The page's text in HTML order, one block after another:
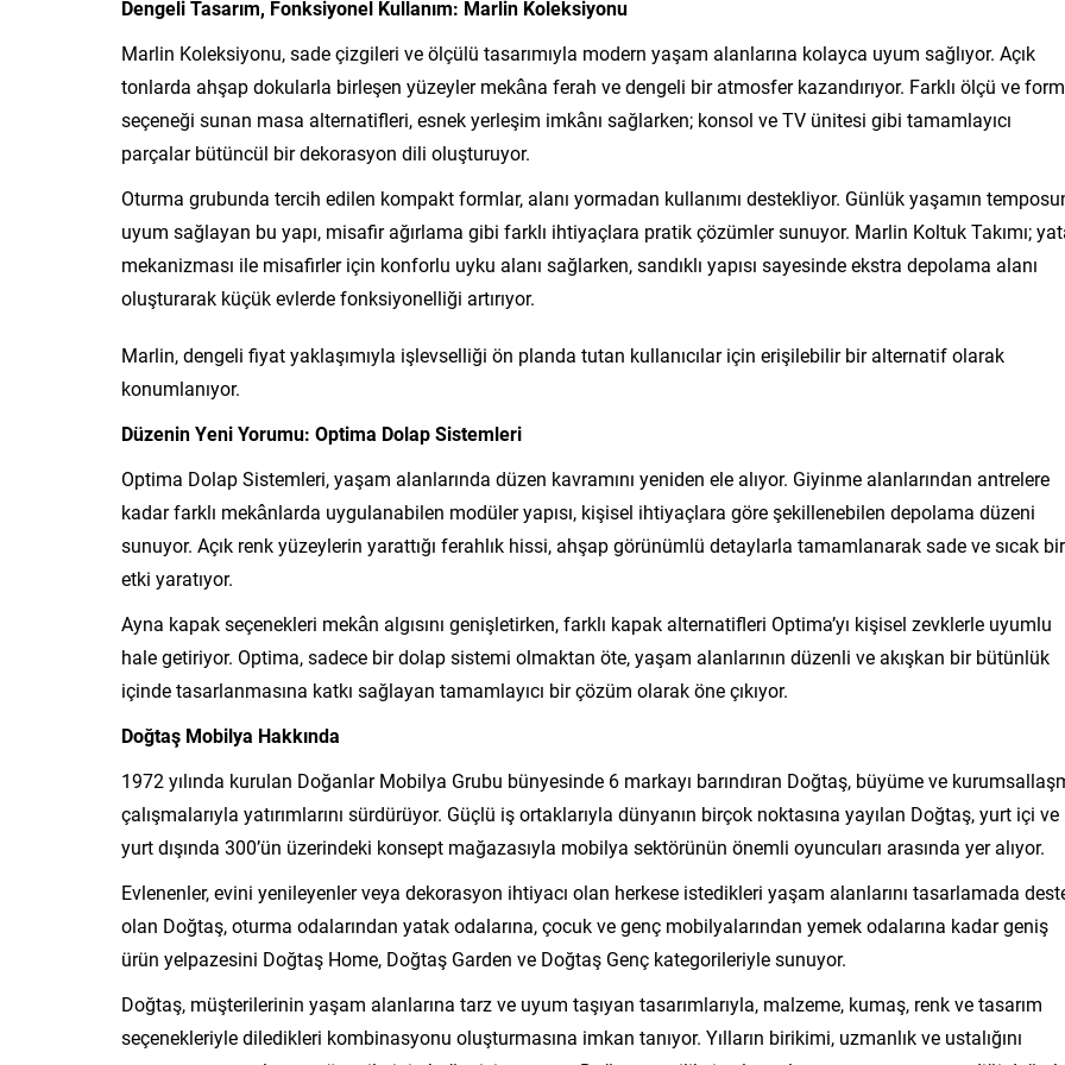
Dengeli Tasarım, Fonksiyonel Kullanım: Marlin Koleksiyonu
Marlin Koleksiyonu, sade çizgileri ve ölçülü tasarımıyla modern yaşam alanlarına kolayca uyum sağlıyor. Açık
tonlarda ahşap dokularla birleşen yüzeyler mekâna ferah ve dengeli bir atmosfer kazandırıyor. Farklı ölçü ve form
seçeneği sunan masa alternatifleri, esnek yerleşim imkânı sağlarken; konsol ve TV ünitesi gibi tamamlayıcı
parçalar bütüncül bir dekorasyon dili oluşturuyor.
Oturma grubunda tercih edilen kompakt formlar, alanı yormadan kullanımı destekliyor. Günlük yaşamın
uyum sağlayan bu yapı, misafir ağırlama gibi farklı ihtiyaçlara pratik çözümler sunuyor. Marlin Koltuk Takımı;
mekanizması ile misafirler için konforlu uyku alanı sağlarken, sandıklı yapısı sayesinde ekstra depolama alanı
oluşturarak küçük evlerde fonksiyonelliği artırıyor.
Marlin, dengeli fiyat yaklaşımıyla işlevselliği ön planda tutan kullanıcılar için erişilebilir bir alternatif olarak
konumlanıyor.
Düzenin Yeni Yorumu: Optima Dolap Sistemleri
Optima Dolap Sistemleri, yaşam alanlarında düzen kavramını yeniden ele alıyor. Giyinme alanlarından antrelere
kadar farklı mekânlarda uygulanabilen modüler yapısı, kişisel ihtiyaçlara göre şekillenebilen depolama düzeni
sunuyor. Açık renk yüzeylerin yarattığı ferahlık hissi, ahşap görünümlü detaylarla tamamlanarak sade ve sıcak bir
etki yaratıyor.
Ayna kapak seçenekleri mekân algısını genişletirken, farklı kapak alternatifleri Optima’yı kişisel zevklerle uyumlu
hale getiriyor. Optima, sadece bir dolap sistemi olmaktan öte, yaşam alanlarının düzenli ve akışkan bir bütünlük
içinde tasarlanmasına katkı sağlayan tamamlayıcı bir çözüm olarak öne çıkıyor.
Doğtaş Mobilya Hakkında
1972 yılında kurulan Doğanlar Mobilya Grubu bünyesinde 6 markayı barındıran Doğtaş, büyüme ve
çalışmalarıyla yatırımlarını sürdürüyor. Güçlü iş ortaklarıyla dünyanın birçok noktasına yayılan Doğtaş, yurt içi ve
yurt dışında 300’ün üzerindeki konsept mağazasıyla mobilya sektörünün önemli oyuncuları arasında yer alıyor.
Evlenenler, evini yenileyenler veya dekorasyon ihtiyacı olan herkese istedikleri yaşam alanlarını tasarlamada
olan Doğtaş, oturma odalarından yatak odalarına, çocuk ve genç mobilyalarından yemek odalarına kadar geniş
ürün yelpazesini Doğtaş Home, Doğtaş Garden ve Doğtaş Genç kategorileriyle sunuyor.
Doğtaş, müşterilerinin yaşam alanlarına tarz ve uyum taşıyan tasarımlarıyla, malzeme, kumaş, renk ve tasarım
seçenekleriyle diledikleri kombinasyonu oluşturmasına imkan tanıyor. Yılların birikimi, uzmanlık ve ustalığını